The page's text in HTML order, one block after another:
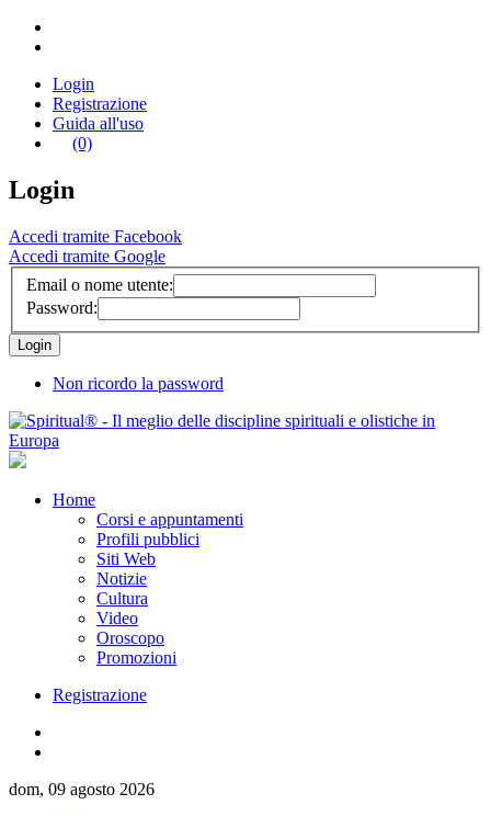
Login
Registrazione
Guida all'uso
(0)
Login
Accedi tramite Facebook
Accedi tramite Google
Email o nome utente:
Password:
Non ricordo la password
Home
Corsi e appuntamenti
Profili pubblici
Siti Web
Notizie
Cultura
Video
Oroscopo
Promozioni
Registrazione
dom, 09 agosto 2026